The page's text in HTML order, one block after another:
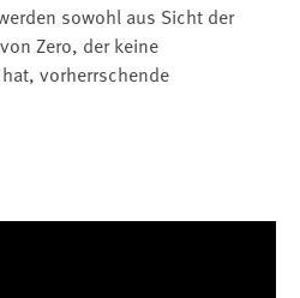
sowohl aus Sicht der
Zero, der keine
vorherrschende